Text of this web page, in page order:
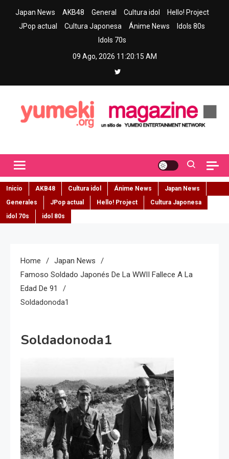
Japan News AKB48 General Cultura idol
Hello! Project
JPop actual
Cultura Japonesa Ánime News
Idols 80s
Idols 70s
09 Ago, 2026 11:20:16 AM
Inicio AKB48 Cultura idol Ánime News
Japan News
Generales
JPop actual Hello! Project
Cultura Japonesa
idol 70s
idol 80s
Home
Japan News
Famoso Soldado Japonés De La WWII Fallece A La
Edad De 91
Soldadonoda1
Soldadonoda1